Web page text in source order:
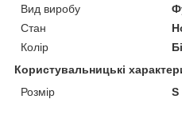
Вид виробу
Стан
Колір
Користувальницькі
Розмір
S